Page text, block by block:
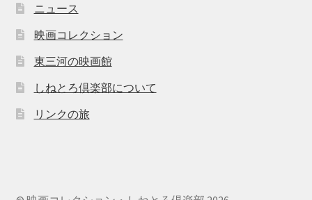
ニュース
映画コレクション
東三河の映画館
しねとろ倶楽部について
リンクの旅